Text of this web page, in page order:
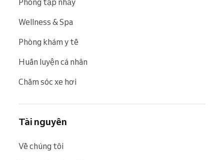
Wellness & Spa
Phòng khám y tế
Huấn luyện cá nhân
Chăm sóc xe hơi
Tài nguyên
Về chúng tôi